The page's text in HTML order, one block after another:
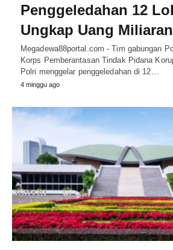
Penggeledahan 12
Ungkap Uang Miliaran
Megadewa88portal.com - Tim gabungan
Korps Pemberantasan Tindak Pidana
Polri menggelar penggeledahan di 12…
4 minggu ago